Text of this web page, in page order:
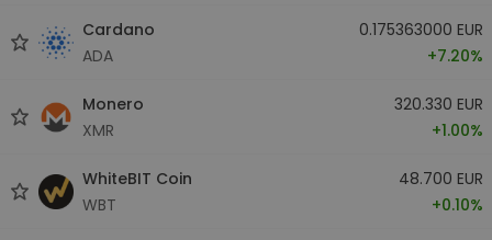
Cardano
ADA
0.175363000 EUR
+7.20%
Monero
XMR
320.330 EUR
+1.00%
WhiteBIT Coin
WBT
48.700 EUR
+0.10%